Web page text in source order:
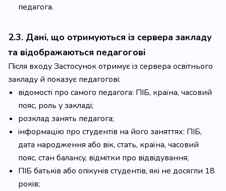
педагога.
2.3. Дані, що отримуються із сервера закладу
та відображаються педагогові
Після входу Застосунок отримує із сервера освітнього
закладу й показує педагогові:
відомості про самого педагога: ПІБ, країна, часовий
пояс, роль у закладі;
розклад занять педагога;
інформацію про студентів на його заняттях: ПІБ,
дата народження або вік, стать, країна, часовий
пояс, стан балансу, відмітки про відвідування;
ПІБ батьків або опікунів студентів, які не досягли 18
років;